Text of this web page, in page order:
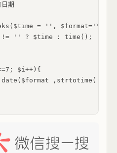
期
= '', $format='Y-m-
'' ? $time : time();
$i++){
,strtotime( '+'